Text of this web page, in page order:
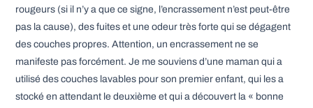
rougeurs (si il n’y a que ce signe, l’encrassement n’est peut-être
pas la cause), des fuites et une odeur très forte qui se dégagent
des couches propres. Attention, un encrassement ne se
manifeste pas forcément. Je me souviens d’une maman qui a
utilisé des couches lavables pour son premier enfant, qui les a
stocké en attendant le deuxième et qui a découvert la « bonne